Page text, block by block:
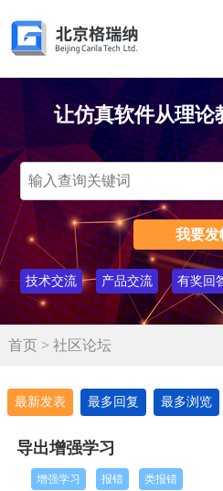
让仿真软件从理论
我要发
技术交流 产品交流 有奖回
首页> 社区论坛
最新发表 最多回复 最多浏览
导出增强学习
增强学习 报错 类报错